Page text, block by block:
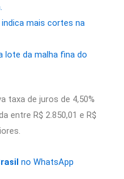
mais cortes na
lote da malha fina do
taxa de juros de 4,50%
entre R$ 2.850,01 e R$
no WhatsApp